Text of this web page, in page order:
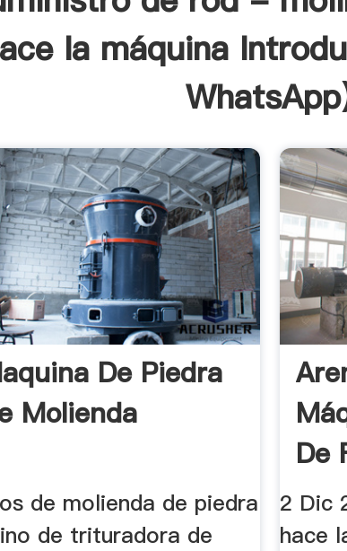
la máquina
WhatsApp
De Piedra
Molienda
de molienda de piedra
de trituradora de
De
2 Dic
hace